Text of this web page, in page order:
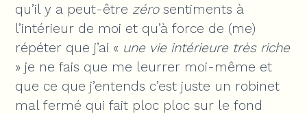
qu’il y a peut-être zérosentiments à
l’intérieur de moi et qu’à force de (me)
répéter que j’ai « une vie intérieure très riche
» je ne fais que me leurrer moi-même et
que ce que j’entends c’est juste un robinet
mal fermé qui fait ploc ploc sur le fond